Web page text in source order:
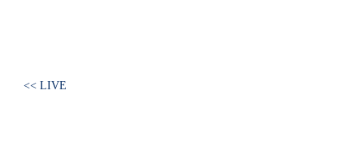
<< LIVE